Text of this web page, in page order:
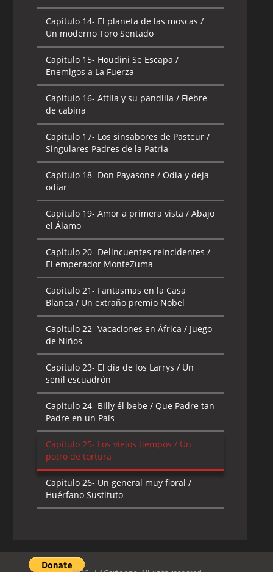
Capitulo 14- El planeta de las moscas /
Un moderno Toro Sentado
Capitulo 15- Houdini Se Escapa /
Enemigos a La Fuerza
Capitulo 16- Attila y su pandilla / Fiebre
de cabina
Capitulo 17- Los sinsabores de Pasteur /
Singulares Padres de la Patria
Capitulo 18- Don Payasone / Odia y deja
odiar
Capitulo 19- Amor a primera vista / Abajo
el Álamo
Capitulo 20- Delincuentes reincidentes /
El emperador MonteZuma
Capitulo 21- Fantasmas en la Casa
Blanca / Un extraño premio Nobel
Capitulo 22- Vacaciones en África / Juego
de Niños
Capitulo 23- El día de los Larrys / Un
senil escuadrón
Capitulo 24- Billy él bebe / Que Padre tan
Padre en un País
Capitulo 25- Los viejos tiempos / Un
potro de tortura
Capitulo 26- Un general muy floral /
Huérfano Sustituto